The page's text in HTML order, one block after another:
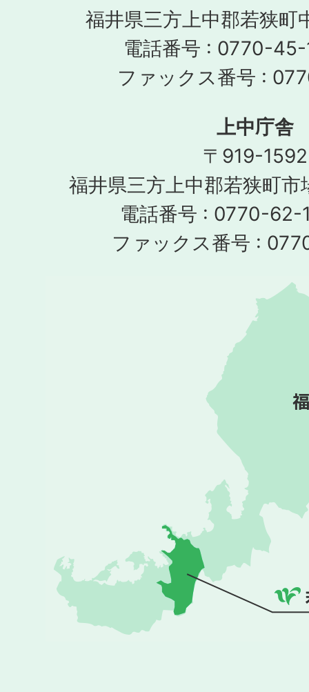
福井県三方上中郡若狭町
電話番号 : 0770-45-
ファックス番号 :
上中庁舎
〒919-1592
福井県三方上中郡若狭町
電話番号 : 0770-62-
ファックス番号 :